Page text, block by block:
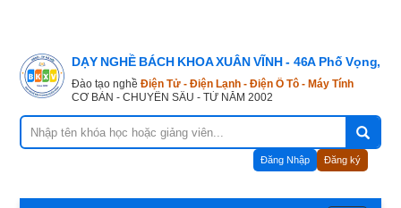
DẠY NGHỀ BÁCH KHOA XUÂN VĨNH - 46A Phố Vọng,
Đào tạo nghề Điện Tử - Điện Lạnh - Điện Ô Tô - Máy Tính
CƠ BẢN - CHUYÊN SÂU - TỪ NĂM 2002
Đăng Nhập Đăng ký